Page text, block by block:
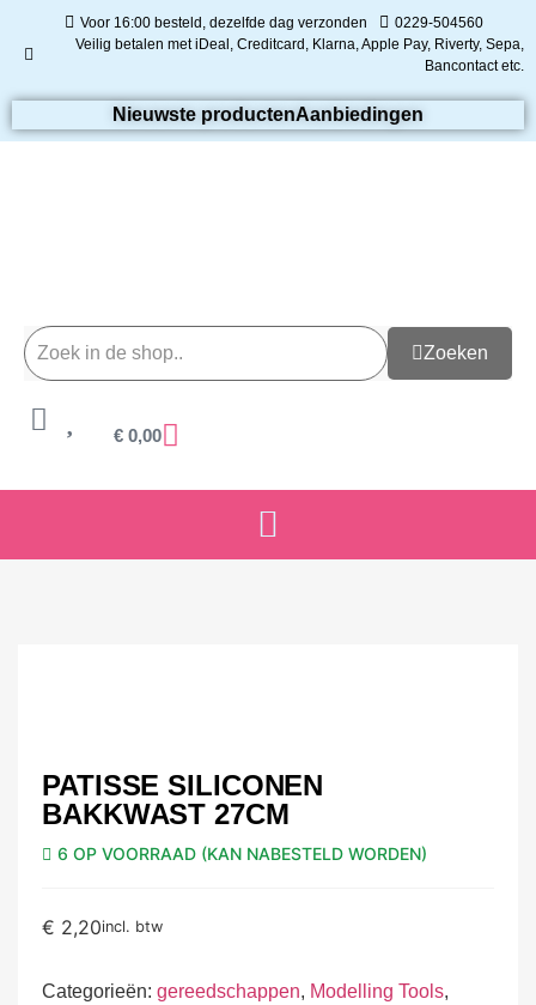
Voor 16:00 besteld, dezelfde dag verzonden
0229-504560
Veilig betalen met iDeal, Creditcard, Klarna, Apple Pay, Riverty, Sepa,
Bancontact etc.
Nieuwste productenAanbiedingen
Zoeken
€ 0,00
PATISSE SILICONEN
BAKKWAST 27CM
6 OP VOORRAAD (KAN NABESTELD WORDEN)
€ 2,20incl. btw
Categorieën: gereedschappen, Modelling Tools,